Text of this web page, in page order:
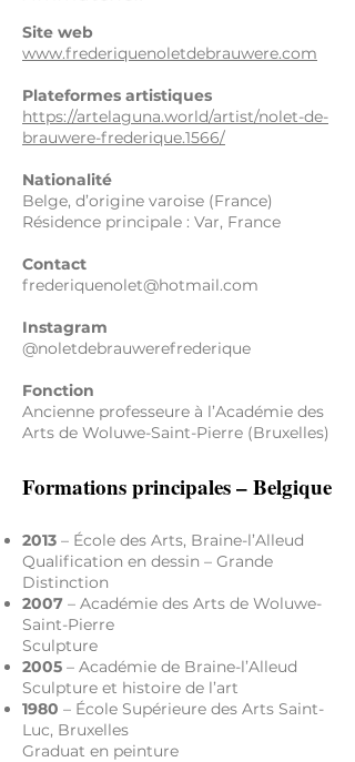
Site web
www.frederiquenoletdebrauwere.com
Plateformes artistiques
https://artelaguna.world/artist/nolet-de-
brauwere-frederique.1566/
Nationalité
Belge, d’origine varoise (France)
Résidence principale : Var, France
Contact
frederiquenolet@hotmail.com
Instagram
@noletdebrauwerefrederique
Fonction
Ancienne professeure à l’Académie des
Arts de Woluwe-Saint-Pierre (Bruxelles)
Formations principales – Belgique
2013 – École des Arts, Braine-l’Alleud
Qualification en dessin – Grande
Distinction
2007 – Académie des Arts de Woluwe-
Saint-Pierre
Sculpture
2005 – Académie de Braine-l’Alleud
Sculpture et histoire de l’art
1980 – École Supérieure des Arts Saint-
Luc, Bruxelles
Graduat en peinture